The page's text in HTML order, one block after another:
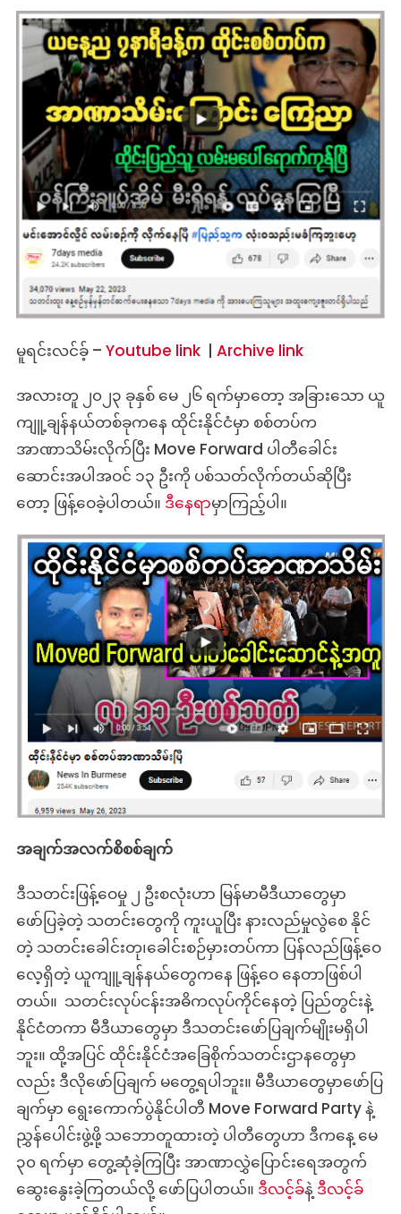
မူရင်းလင်ခ့် – Youtube link| Archive link
အလားတူ ၂၀၂၃ ခုနှစ် မေ ၂၆ ရက်မှာတော့ အခြားသော ယူ
ကျူ့ချန်နယ်တစ်ခုကနေ ထိုင်းနိုင်ငံမှာ စစ်တပ်က
အာဏာသိမ်းလိုက်ပြီး Move Forward ပါတီခေါင်း
ဆောင်းအပါအဝင် ၁၃ ဦးကို ပစ်သတ်လိုက်တယ်ဆိုပြီး
တော့ ဖြန့်ဝေခဲ့ပါတယ်။ ဒီနေရာမှာကြည့်ပါ။
အချက်အလက်စိစစ်ချက်
ဒီသတင်းဖြန့်ဝေမှု ၂ ဦးစလုံးဟာ မြန်မာမီဒီယာတွေမှာ
ဖော်ပြခဲ့တဲ့ သတင်းတွေကို ကူးယူပြီး နားလည်မှုလွဲစေ နိုင်
တဲ့ သတင်းခေါင်းတု၊‌ခေါင်းစဉ်မှားတပ်ကာ ပြန်လည်ဖြန့်ဝေ
လေ့ရှိတဲ့ ယူကျူ့ချန်နယ်တွေကနေ ဖြန့်ဝေ နေတာဖြစ်ပါ
တယ်။ သတင်းလုပ်ငန်းအဓိကလုပ်ကိုင်နေတဲ့ ပြည်တွင်းနဲ့
နိုင်ငံတကာ မီဒီယာတွေမှာ ဒီသတင်းဖော်ပြချက်မျိုးမရှိပါ
ဘူး။ ထို့အပြင် ထိုင်းနိုင်ငံအခြေစိုက်သတင်းဌာနတွေမှာ
လည်း ဒီလိုဖော်ပြချက် မတွေ့ရပါဘူး။ မီဒီယာတွေမှာဖော်ပြ
ချက်မှာ ရွေး‌ကောက်ပွဲနိုင်ပါတီ Move Forward Party နဲ့
ညွှန်ပေါင်းဖွဲ့ဖို့ သဘောတူထားတဲ့ ပါတီတွေဟာ ဒီကနေ့ မေ
၃၀ ရက်မှာ တွေ့ဆုံခဲ့ကြပြီး အာဏာလွှဲပြောင်းရေအတွက်
ဆွေးနွေးခဲ့ကြတယ်လို့ ဖော်ပြပါတယ်။ ဒီလင့်ခ်နဲ့ ဒီလင့်ခ်